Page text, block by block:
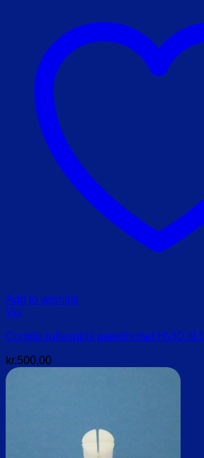
Add to wishlist
Vis
Comde rullespids pæreformet HVID til
kr.500,00